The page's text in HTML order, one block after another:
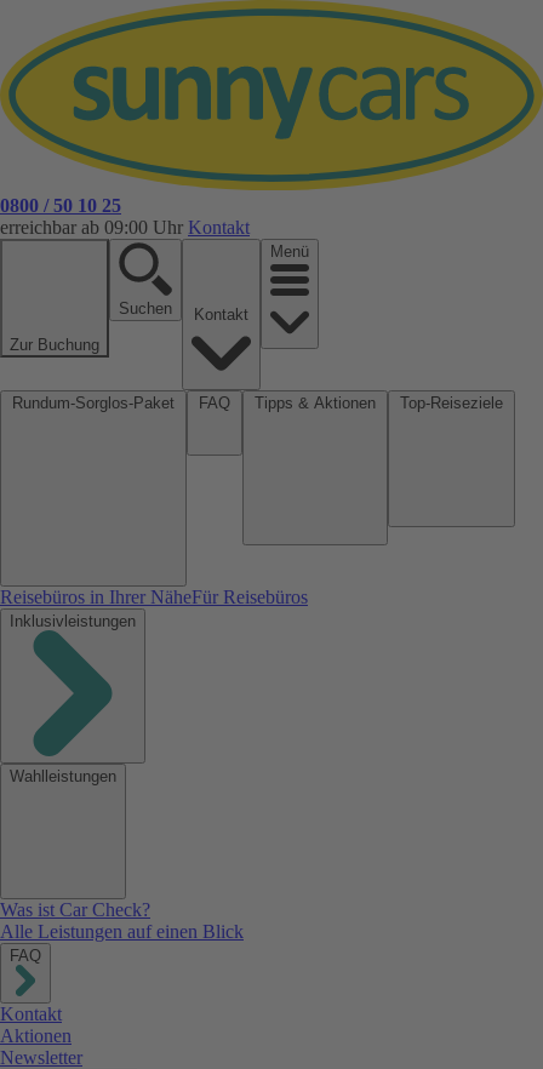
0800 / 50 10 25
erreichbar ab 09:00 Uhr Kontakt
Zur Buchung
Suchen
Menü
Reisebüros in Ihrer NäheFür Reisebüros
Inklusivleistungen
Wahlleistungen
Was ist Car Check?
Alle Leistungen auf einen Blick
FAQ
Kontakt
Aktionen
Newsletter